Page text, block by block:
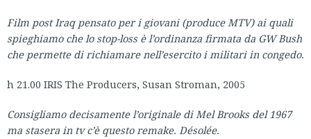
Film post Iraq pensato per i giovani (produce MTV) ai quali
spieghiamo che lo stop-loss è l’ordinanza firmata da GW Bush
che permette di richiamare nell’esercito i militari in congedo.
h 21.00 IRIS The Producers, Susan Stroman, 2005
Consigliamo decisamente l’originale di Mel Brooks del 1967
ma stasera in tv c’è questo remake. Désolée.